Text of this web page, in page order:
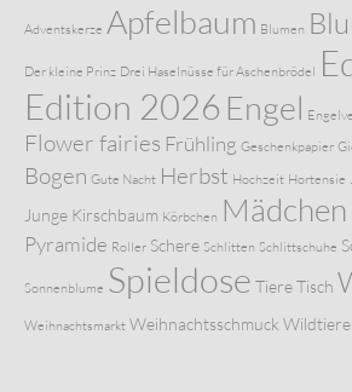
Adventskerze Apfelbaum Blumen
Der kleine Prinz Drei Haselnüsse für Aschenbrödel
Edition 2026 Engel
Flower fairies Frühling Geschenkpapier
Bogen Gute Nacht Herbst Hochzeit Hortensie
Junge Kirschbaum Körbchen Mädchen
Pyramide Roller Schere Schlitten Schlittschuhe
Sonnenblume Spieldose TiereTisch
Weihnachtsmarkt Weihnachtsschmuck Wildtiere